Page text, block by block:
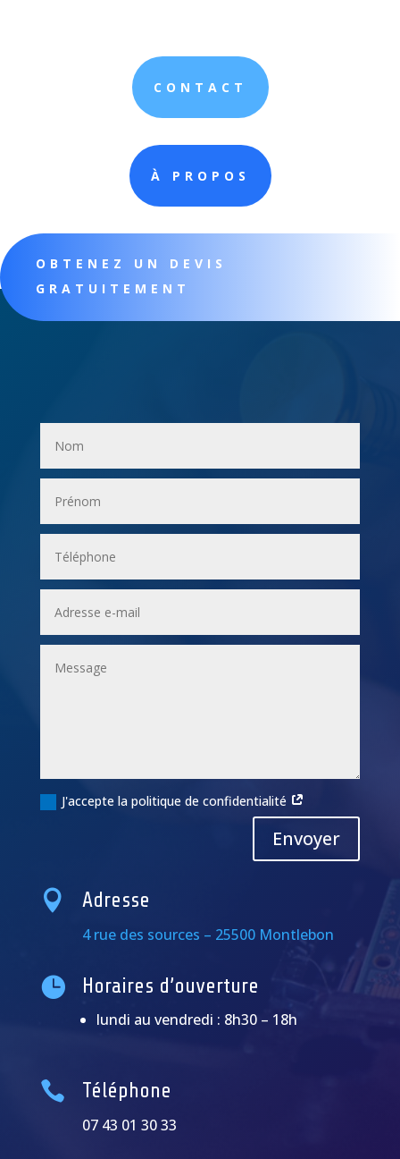
CONTACT
À PROPOS
OBTENEZ UN DEVIS
GRATUITEMENT
J'accepte la politique de confidentialité
Envoyer
 Adresse
4 rue des sources – 25500 Montlebon
 Horaires d’ouverture
lundi au vendredi : 8h30 – 18h
 Téléphone
07 43 01 30 33